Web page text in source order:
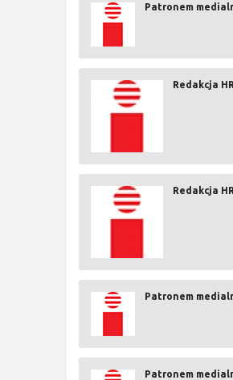
Patronem
Redakcja
Redakcja
Patronem
Patronem